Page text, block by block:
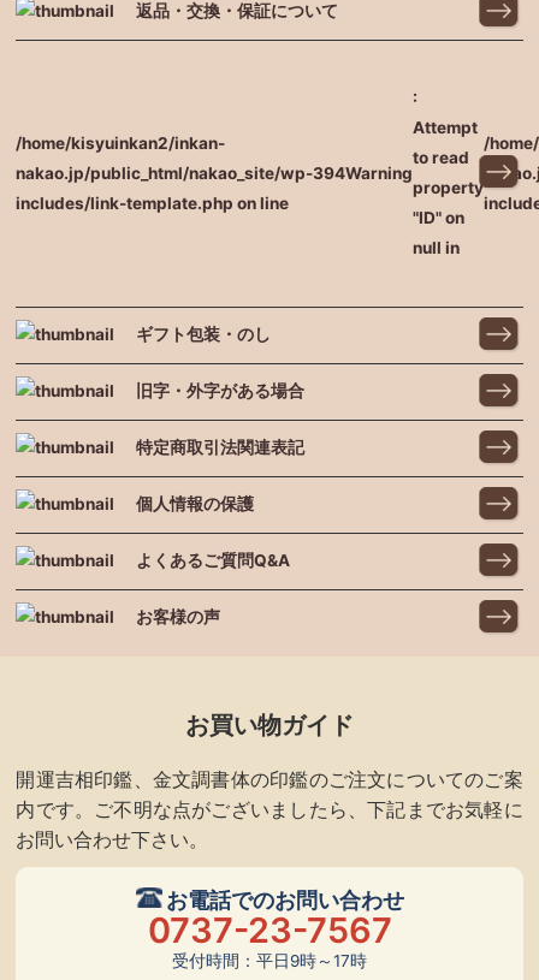
返品・交換・保証について
/home/kisyuinkan2/inkan-
nakao.jp/public_html/nakao_site/wp-
includes/link-template.php on line
394Warning
:
Attempt
to read
property
"ID" on
null in
/
ギフト包装・のし
旧字・外字がある場合
特定商取引法関連表記
個人情報の保護
よくあるご質問Q&A
お客様の声
お買い物ガイド
開運吉相印鑑、金文調書体の印鑑のご注文についてのご案
内です。ご不明な点がございましたら、下記までお気軽に
お問い合わせ下さい。
お電話でのお問い合わせ
0737-23-7567
受付時間：平日9時～17時